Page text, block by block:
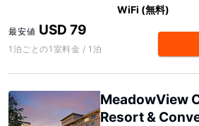
WiFi (無料)
最安値 USD 79
1泊ごとの1室料金 / 1泊
MeadowView
Resort &